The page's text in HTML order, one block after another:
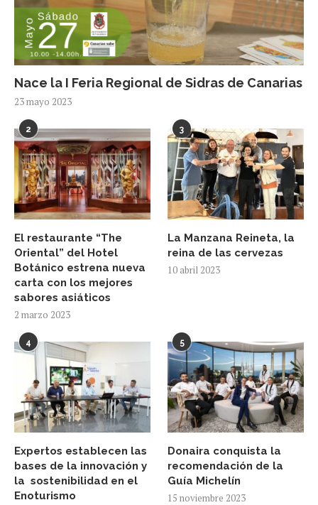
Nace la I Feria Regional de Sidras de Canarias
23 mayo 2023
2
El restaurante “The
Oriental” del Hotel
Botánico estrena nueva
carta con los mejores
sabores asiáticos
2 marzo 2023
3
La Manzana Reineta, la
reina de las cervezas
10 abril 2023
4
Expertos establecen las
bases de la innovación y
la sostenibilidad en el
Enoturismo
5
Donaira conquista la
recomendación de la
Guía Michelín
15 noviembre 2023